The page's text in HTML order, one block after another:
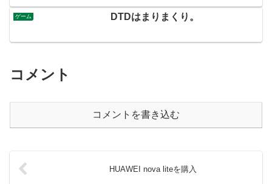
ゲーム DTDはまりまくり。
コメント
コメントを書き込む
HUAWEI nova liteを購入